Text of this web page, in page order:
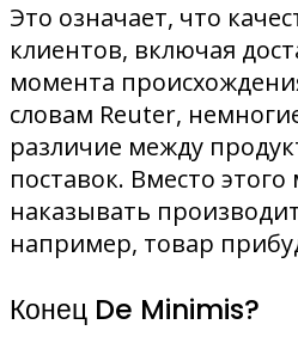
Это означает, что
клиентов, включая
момента
словам Reuter,
различие между
поставок. Вместо этого
наказывать
например, товар
Конец De Minimis?